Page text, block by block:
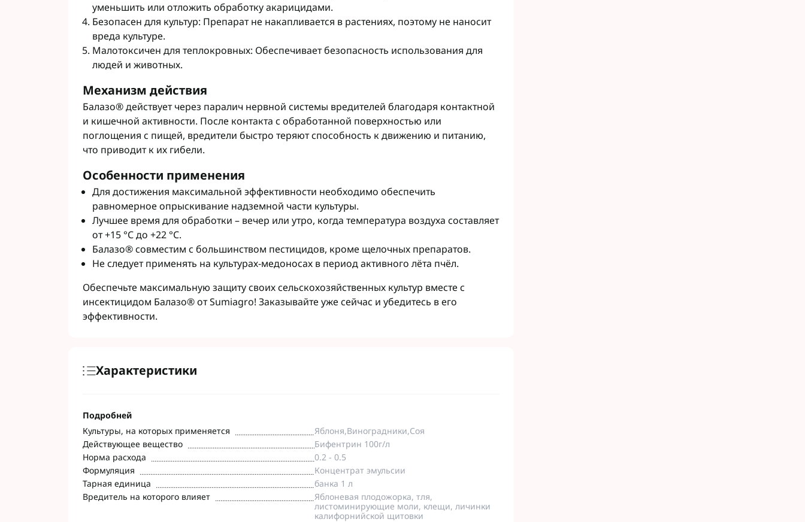
уменьшить или отложить обработку акарицидами.
Безопасен для культур: Препарат не накапливается в растениях, поэтому не наносит
вреда культуре.
Малотоксичен для теплокровных: Обеспечивает безопасность использования для
людей и животных.
Механизм действия
Балазо® действует через паралич нервной системы вредителей благодаря контактной
и кишечной активности. После контакта с обработанной поверхностью или
поглощения с пищей, вредители быстро теряют способность к движению и питанию,
что приводит к их гибели.
Особенности применения
Для достижения максимальной эффективности необходимо обеспечить
равномерное опрыскивание надземной части культуры.
Лучшее время для обработки – вечер или утро, когда температура воздуха составляет
от +15 °С до +22 °C.
Балазо® совместим с большинством пестицидов, кроме щелочных препаратов.
Не следует применять на культурах-медоносах в период активного лёта пчёл.
Обеспечьте максимальную защиту своих сельскохозяйственных культур вместе с
инсектицидом Балазо® от Sumiagro! Заказывайте уже сейчас и убедитесь в его
эффективности.
Характеристики
Подробней
Культуры, на которых применяется
Яблоня,Виноградники,Соя
Действующее вещество
Бифентрин 100г/л
Норма расхода
0.2 - 0.5
Формуляция
Концентрат эмульсии
Тарная единица
банка 1 л
Вредитель на которого влияет
Яблоневая плодожорка, тля,
листоминирующие моли, клещи, личинки
калифорнийской щитовки